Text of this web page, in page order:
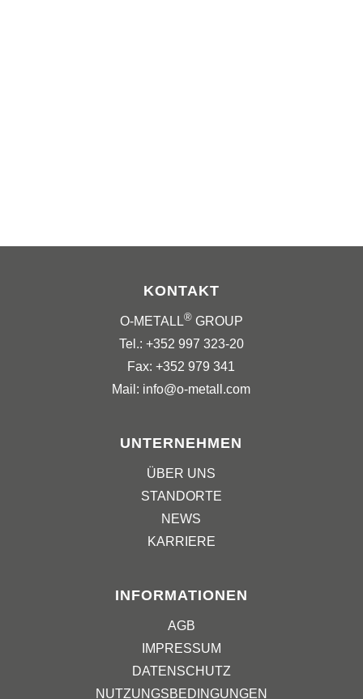
KONTAKT
O-METALL®GROUP
Tel.: +352 997 323-20
Fax: +352 979 341
Mail: info@o-metall.com
UNTERNEHMEN
ÜBER UNS
STANDORTE
NEWS
KARRIERE
INFORMATIONEN
AGB
IMPRESSUM
DATENSCHUTZ
NUTZUNGSBEDINGUNGEN